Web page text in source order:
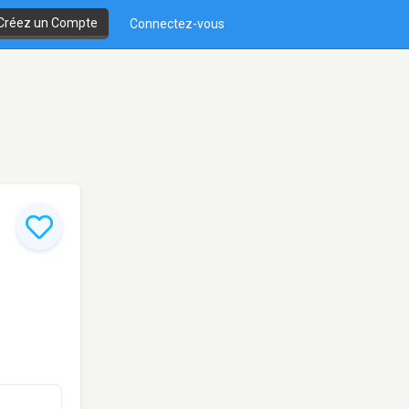
un Compte Connectez-vous